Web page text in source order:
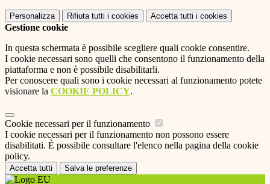
Personalizza Rifiuta tutti i cookies Accetta tutti i cookies
Gestione cookie
In questa schermata è possibile scegliere quali cookie consentire.
I cookie necessari sono quelli che consentono il funzionamento della
piattaforma e non è possibile disabilitarli.
Per conoscere quali sono i cookie necessari al funzionamento potete
visionare la COOKIE POLICY.
Cookie necessari per il funzionamento
I cookie necessari per il funzionamento non possono essere
disabilitati. È possibile consultare l'elenco nella pagina della cookie
policy.
Accetta tutti Salva le preferenze